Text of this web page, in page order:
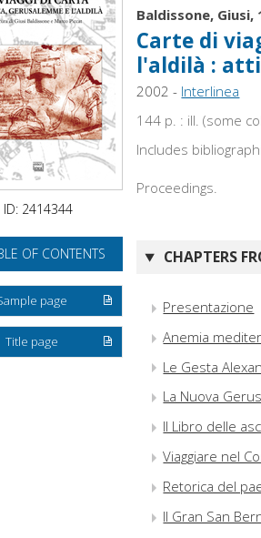
ID: 2414344
OF CONTENTS
page
Title page
Baldissone, Giusi,
Carte di
l'aldilà : atti
2002 - Interlinea
144 p. : ill. (some
Includes
Proceedings.
CHAPTERS
Presentazione
Anemia
Le Gesta
La Nuova
Il Libro delle
Viaggiare nel
Retorica del
Il Gran San